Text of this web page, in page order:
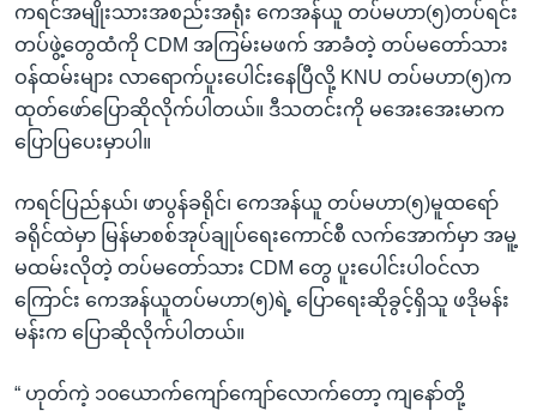
ရန်
နေရာ
သို့
ကျော်
ရန်
ကရင်အမျိုးသားအစည်းအရုံး ကေအန်ယူ တပ်မဟာ(၅)တပ်ရင်း
တပ်ဖွဲ့တွေထံကို CDM အကြမ်းမဖက် အာခံတဲ့ တပ်မတော်သား
ဝန်ထမ်းများ လာရောက်ပူးပေါင်းနေပြီလို့ KNU တပ်မဟာ(၅)က
ထုတ်ဖော်ပြောဆိုလိုက်ပါတယ်။ ဒီသတင်းကို မအေးအေးမာက
ပြောပြပေးမှာပါ။
ကရင်ပြည်နယ်၊ ဖာပွန်ခရိုင်၊ ကေအန်ယူ တပ်မဟာ(၅)မူထရော်
ခရိုင်ထဲမှာ မြန်မာစစ်အုပ်ချုပ်ရေးကောင်စီ လက်အောက်မှာ အမူ့
မထမ်းလိုတဲ့ တပ်မတော်သား CDM တွေ ပူးပေါင်းပါဝင်လာ
ကြောင်း ကေအန်ယူတပ်မဟာ(၅)ရဲ့ ပြောရေးဆိုခွင့်ရှိသူ ဖဒိုမန်း
မန်းက ပြောဆိုလိုက်ပါတယ်။
“ ဟုတ်ကဲ့ ၁၀ယောက်ကျော်ကျော်လောက်တော့ ကျနော်တို့